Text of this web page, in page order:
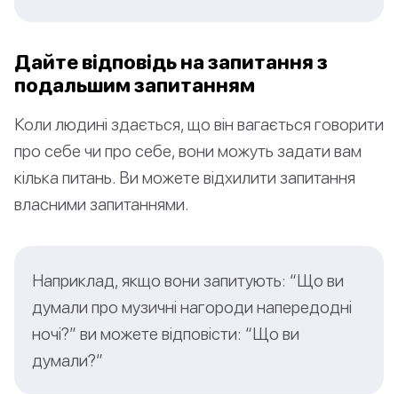
Дайте відповідь на запитання з
подальшим запитанням
Коли людині здається, що він вагається говорити
про себе чи про себе, вони можуть задати вам
кілька питань. Ви можете відхилити запитання
власними запитаннями.
Наприклад, якщо вони запитують: “Що ви
думали про музичні нагороди напередодні
ночі?” ви можете відповісти: “Що ви
думали?”